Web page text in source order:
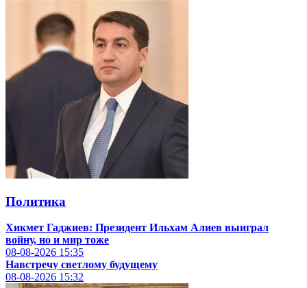
Политика
Хикмет Гаджиев: Президент Ильхам Алиев выиграл
войну, но и мир тоже
08-08-2026 15:35
Навстречу светлому будущему
08-08-2026 15:32